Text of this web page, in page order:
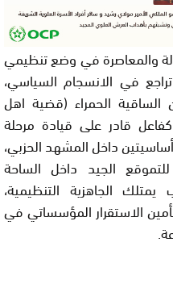
والمعاصرة في وضع تنظيمي
في الانسجام السياسي،
الحمراء (قضية اهل
قادر على قيادة مرحلة
داخل المشهد الحزبي،
الجيد داخل الساحة
الجاهزية التنظيمية،
الاستقرار المؤسساتي في